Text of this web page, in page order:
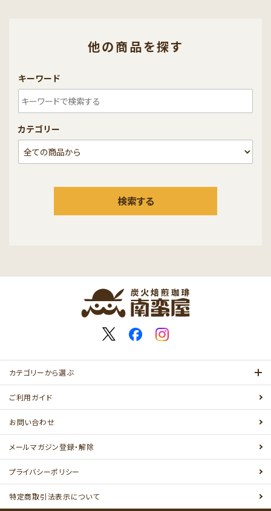
他の商品を探す
キーワード
カテゴリー
検索する
カテゴリーから選ぶ
ご利用ガイド
お問い合わせ
メールマガジン登録・解除
プライバシーポリシー
特定商取引法表示について